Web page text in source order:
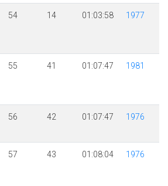
54 14 01:03:58 1977
55 41 01:07:47 1981
56 42 01:07:47 1976
57 43 01:08:04 1976